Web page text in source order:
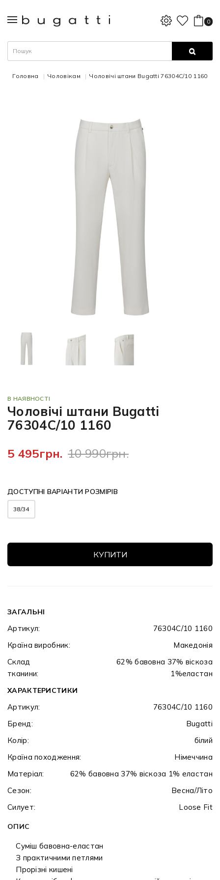
0
Головна Чоловікам Чоловічі штани Bugatti 76304C/10 1160
В НАЯВНОСТІ
Чоловічі штани Bugatti
76304C/10 1160
5 495грн. 10 990грн.
ДОСТУПНІ ВАРІАНТИ РОЗМІРІВ
38/34
КУПИТИ
ЗАГАЛЬНІ
Артикул:
76304C/10 1160
Країна виробник:
Македонія
Склад
тканини:
62% бавовна 37% віскоза
1%еластан
ХАРАКТЕРИСТИКИ
Артикул:
76304C/10 1160
Бренд:
Bugatti
Колір:
білий
Країна походження:
Німеччина
Матеріал:
62% бавовна 37% віскоза 1% еластан
Сезон:
Весна/Літо
Силует:
Loose Fit
ОПИС
Суміш бавовна-еластан
З практичними петлями
Прорізні кишені